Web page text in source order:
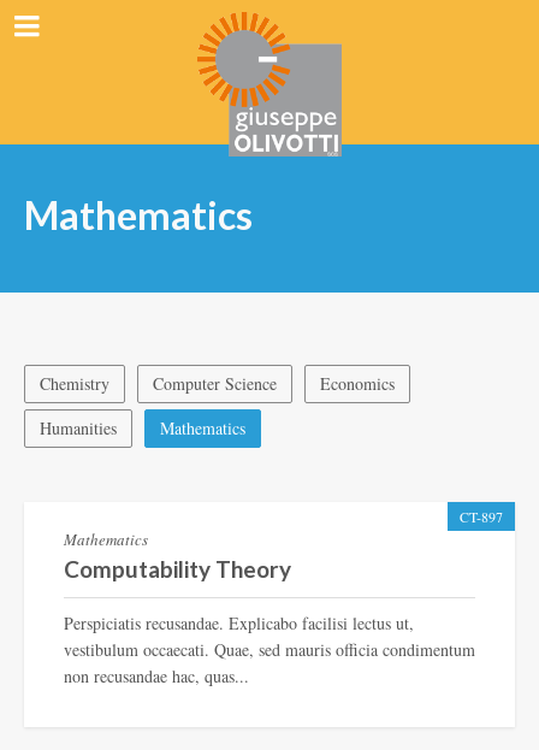
Mathematics
Chemistry Computer Science
Economics
Humanities
Mathematics
CT-897
Mathematics
Computability Theory
Perspiciatis recusandae. Explicabo facilisi lectus ut,
vestibulum occaecati. Quae, sed mauris officia condimentum
non recusandae hac, quas...